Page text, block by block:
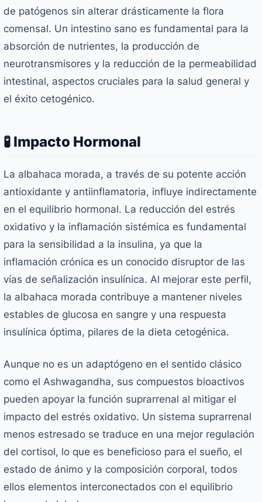
de patógenos sin alterar drásticamente la flora
comensal. Un intestino sano es fundamental para la
absorción de nutrientes, la producción de
neurotransmisores y la reducción de la permeabilidad
intestinal, aspectos cruciales para la salud general y
el éxito cetogénico.
🧪 Impacto Hormonal
La albahaca morada, a través de su potente acción
antioxidante y antiinflamatoria, influye indirectamente
en el equilibrio hormonal. La reducción del estrés
oxidativo y la inflamación sistémica es fundamental
para la sensibilidad a la insulina, ya que la
inflamación crónica es un conocido disruptor de las
vías de señalización insulínica. Al mejorar este perfil,
la albahaca morada contribuye a mantener niveles
estables de glucosa en sangre y una respuesta
insulínica óptima, pilares de la dieta cetogénica.
Aunque no es un adaptógeno en el sentido clásico
como el Ashwagandha, sus compuestos bioactivos
pueden apoyar la función suprarrenal al mitigar el
impacto del estrés oxidativo. Un sistema suprarrenal
menos estresado se traduce en una mejor regulación
del cortisol, lo que es beneficioso para el sueño, el
estado de ánimo y la composición corporal, todos
ellos elementos interconectados con el equilibrio